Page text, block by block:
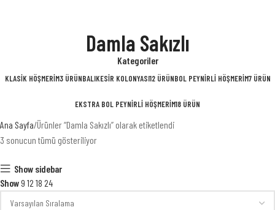
Damla Sakızlı
Kategoriler
KLASIK HÖŞMERIM3 ÜRÜNBALIKESIR KOLONYASI12 ÜRÜNBOL PEYNIRLI HÖŞMERIM7 ÜRÜN
EKSTRA BOL PEYNIRLI HÖŞMERIM18 ÜRÜN
Ana Sayfa Ürünler “Damla Sakızlı” olarak etiketlendi
3 sonucun tümü gösteriliyor
Show sidebar
Show9 12 18 24